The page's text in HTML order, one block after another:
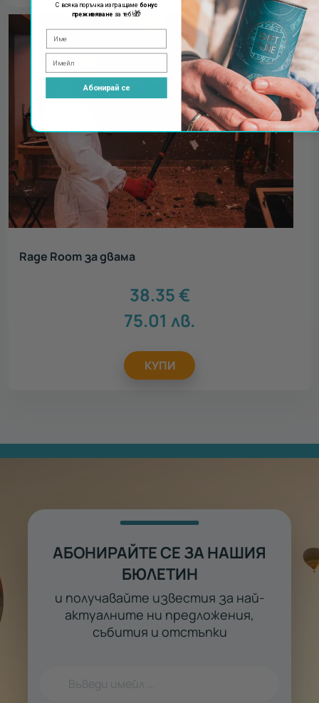
Rage Room за двама
38.35€
75.01 лв.
КУПИ
АБОНИРАЙТЕ СЕ ЗА НАШИЯ
БЮЛЕТИН
и получавайте известия за най-
актуалните ни предложения,
събития и отстъпки
С всяка поръчка изпращаме бонус
преживяване за теб!🎁
Абонирай се